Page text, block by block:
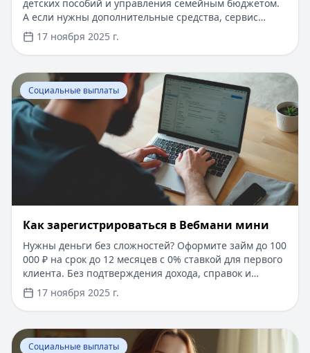
детских пособий и управления семейным бюджетом.
А если нужны дополнительные средства, сервис
Кредитный Зай предлагает займы до 500 000 рублей с
одобрением за 5 минут: без справок, поручителей и
0% на первый кредит. Решайте финансовые задачи
быстро и выгодно.
17 ноября 2025 г.
Перейти к статье:Как зарегистрироваться в
Социальные выплаты
Как зарегистрироваться в Вебмани мини
Нужны деньги без сложностей? Оформите займ до 100
000 ₽ на срок до 12 месяцев с 0% ставкой для первого
клиента. Без подтверждения дохода, справок и
ожидания. Мгновенное одобрение и перевод средств
на карту. Сравните условия на Кредитный Зай и
выберите оптимальный вариант.
17 ноября 2025 г.
Перейти к статье:Горячая линия субсидии в 2025 -
Социальные выплаты